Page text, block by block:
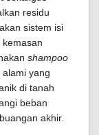
residu
sistem isi
shampoo
yang
di tanah
beban
akhir.